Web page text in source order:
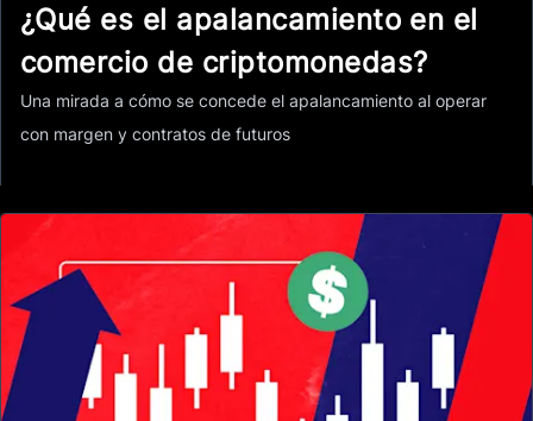
¿Qué es el apalancamiento en el
comercio de criptomonedas?
Una mirada a cómo se concede el apalancamiento al operar
con margen y contratos de futuros